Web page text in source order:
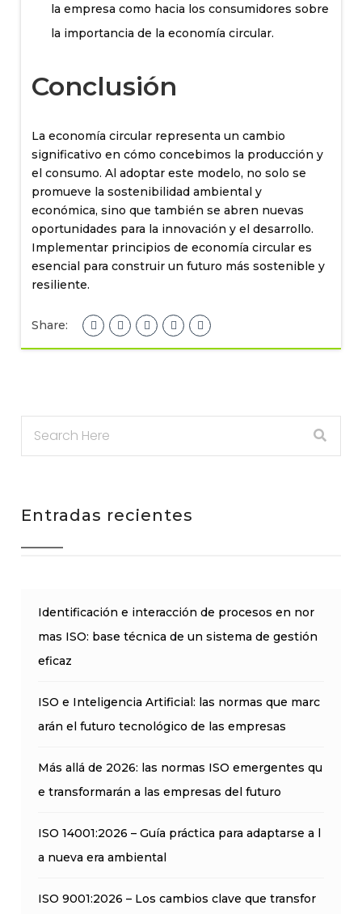
la empresa como hacia los consumidores sobre
la importancia de la economía circular.
Conclusión
La economía circular representa un cambio
significativo en cómo concebimos la producción y
el consumo. Al adoptar este modelo, no solo se
promueve la sostenibilidad ambiental y
económica, sino que también se abren nuevas
oportunidades para la innovación y el desarrollo.
Implementar principios de economía circular es
esencial para construir un futuro más sostenible y
resiliente.
Share:
Entradas recientes
Identificación e interacción de procesos en nor
mas ISO: base técnica de un sistema de gestión
eficaz
ISO e Inteligencia Artificial: las normas que marc
arán el futuro tecnológico de las empresas
Más allá de 2026: las normas ISO emergentes qu
e transformarán a las empresas del futuro
ISO 14001:2026 – Guía práctica para adaptarse a l
a nueva era ambiental
ISO 9001:2026 – Los cambios clave que transfor